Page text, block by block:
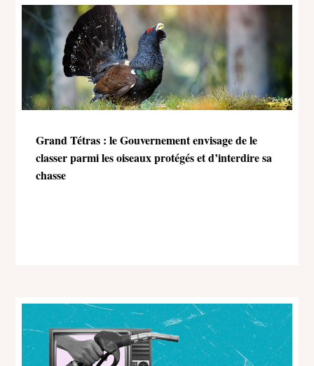
Grand Tétras : le Gouvernement envisage de le
classer parmi les oiseaux protégés et d’interdire sa
chasse